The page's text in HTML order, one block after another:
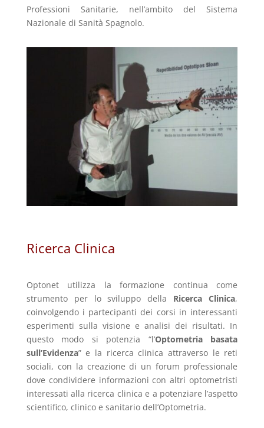
Professioni Sanitarie, nell’ambito del Sistema
Nazionale di Sanità Spagnolo.
Ricerca Clinica
Optonet utilizza la formazione continua come
strumento per lo sviluppo della Ricerca Clinica,
coinvolgendo i partecipanti dei corsi in interessanti
esperimenti sulla visione e analisi dei risultati. In
questo modo si potenzia “l’Optometria basata
sull’Evidenza” e la ricerca clinica attraverso le reti
sociali, con la creazione di un forum professionale
dove condividere informazioni con altri optometristi
interessati alla ricerca clinica e a potenziare l’aspetto
scientifico, clinico e sanitario dell’Optometria.